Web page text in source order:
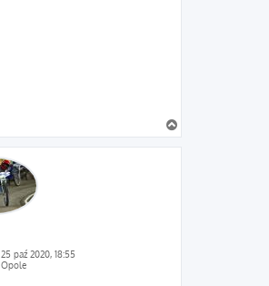
a
g
25 paź 2020, 18:55
Opole